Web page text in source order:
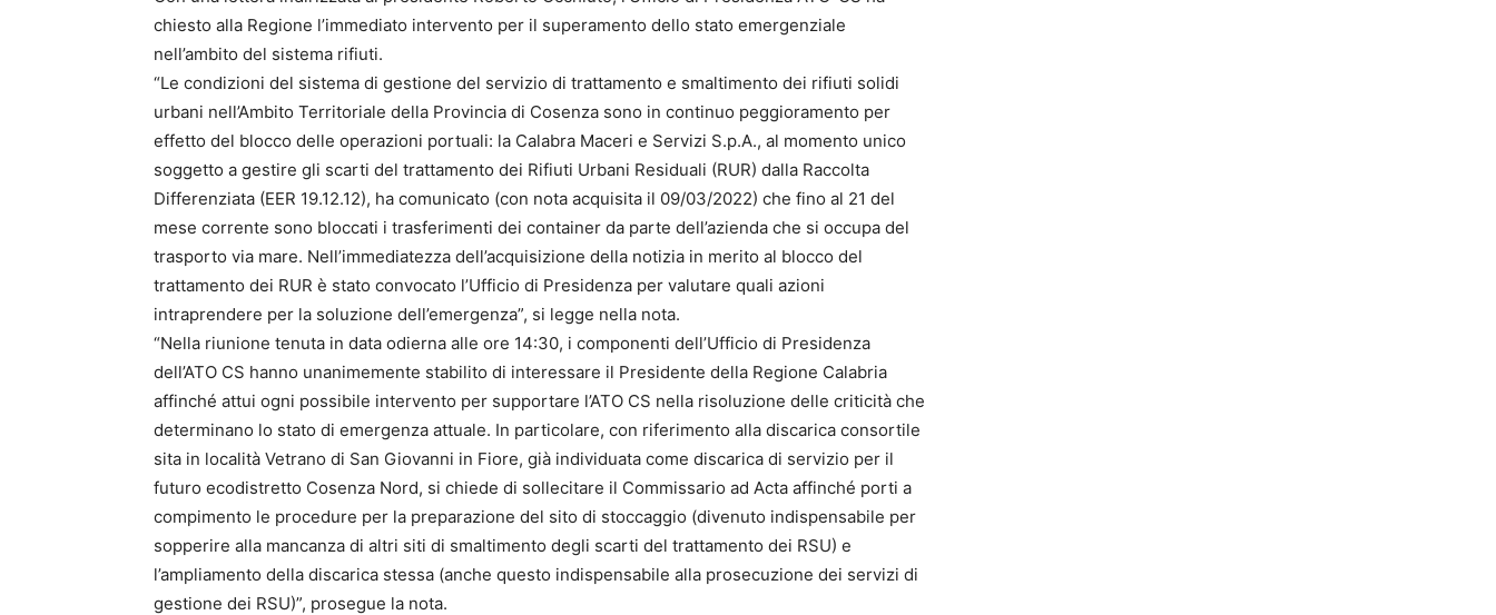
chiesto alla Regione l’immediato intervento per il superamento dello stato emergenziale
nell’ambito del sistema rifiuti.
“Le condizioni del sistema di gestione del servizio di trattamento e smaltimento dei rifiuti solidi
urbani nell’Ambito Territoriale della Provincia di Cosenza sono in continuo peggioramento per
effetto del blocco delle operazioni portuali: la Calabra Maceri e Servizi S.p.A., al momento unico
soggetto a gestire gli scarti del trattamento dei Rifiuti Urbani Residuali (RUR) dalla Raccolta
Differenziata (EER 19.12.12), ha comunicato (con nota acquisita il 09/03/2022) che fino al 21 del
mese corrente sono bloccati i trasferimenti dei container da parte dell’azienda che si occupa del
trasporto via mare. Nell’immediatezza dell’acquisizione della notizia in merito al blocco del
trattamento dei RUR è stato convocato l’Ufficio di Presidenza per valutare quali azioni
intraprendere per la soluzione dell’emergenza”, si legge nella nota.
“Nella riunione tenuta in data odierna alle ore 14:30, i componenti dell’Ufficio di Presidenza
dell’ATO CS hanno unanimemente stabilito di interessare il Presidente della Regione Calabria
affinché attui ogni possibile intervento per supportare l’ATO CS nella risoluzione delle criticità che
determinano lo stato di emergenza attuale. In particolare, con riferimento alla discarica consortile
sita in località Vetrano di San Giovanni in Fiore, già individuata come discarica di servizio per il
futuro ecodistretto Cosenza Nord, si chiede di sollecitare il Commissario ad Acta affinché porti a
compimento le procedure per la preparazione del sito di stoccaggio (divenuto indispensabile per
sopperire alla mancanza di altri siti di smaltimento degli scarti del trattamento dei RSU) e
l’ampliamento della discarica stessa (anche questo indispensabile alla prosecuzione dei servizi di
gestione dei RSU)”, prosegue la nota.